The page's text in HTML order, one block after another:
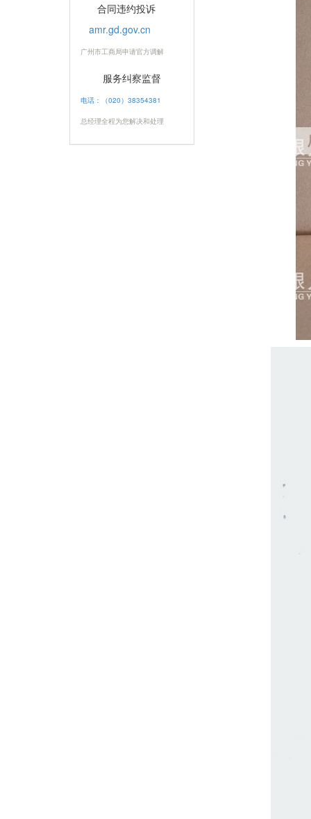
合同违约投诉
amr.gd.gov.cn
广州市工商局申请官方调解
服务纠察监督
电话：（020）38354381
总经理全程为您解决和处理